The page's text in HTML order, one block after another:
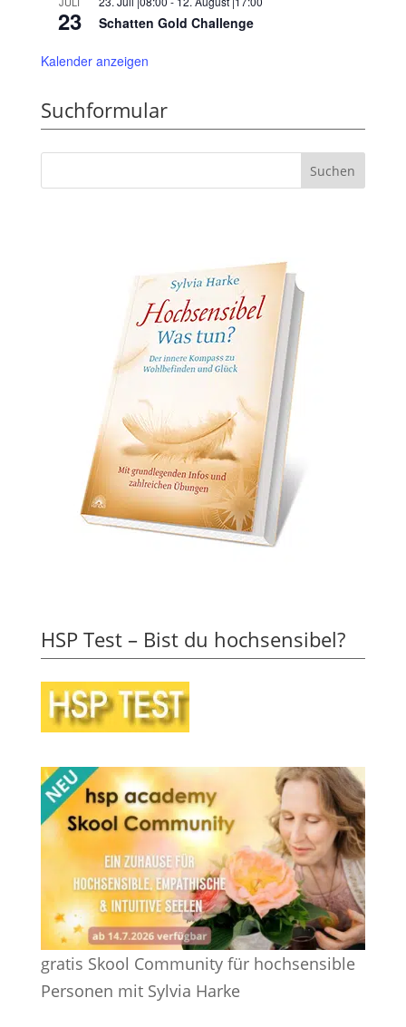
23 Schatten Gold Challenge
Kalender anzeigen
Suchformular
HSP Test – Bist du hochsensibel?
gratis Skool Community für hochsensible
Personen mit Sylvia Harke